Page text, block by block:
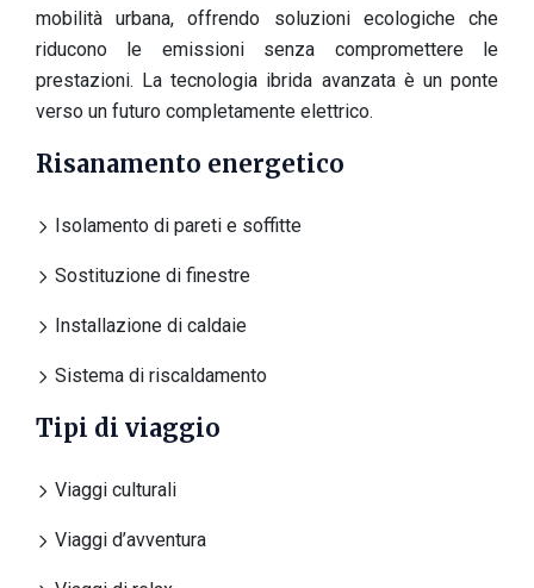
mobilità urbana, offrendo soluzioni ecologiche che
riducono le emissioni senza compromettere le
prestazioni. La tecnologia ibrida avanzata è un ponte
verso un futuro completamente elettrico.
Risanamento energetico
Isolamento di pareti e soffitte
Sostituzione di finestre
Installazione di caldaie
Sistema di riscaldamento
Tipi di viaggio
Viaggi culturali
Viaggi d’avventura